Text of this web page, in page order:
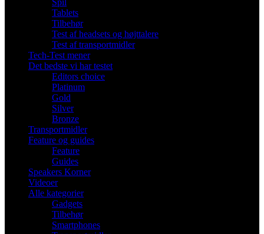
Spil
Tablets
Tilbehør
Test af headsets og højttalere
Test af transportmidler
Tech-Test mener
Det bedste vi har testet
Editors choice
Platinum
Gold
Silver
Bronze
Transportmidler
Feature og guides
Feature
Guides
Speakers Korner
Videoer
Alle kategorier
Gadgets
Tilbehør
Smartphones